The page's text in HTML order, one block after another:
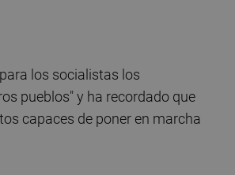
los socialistas los
pueblos" y ha recordado que
capaces de poner en marcha